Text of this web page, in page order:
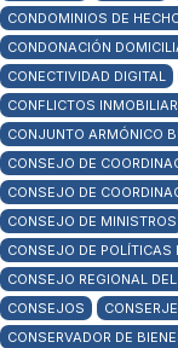
CONDOMINIOS DE
CONDONACIÓN
CONECTIVIDAD DIGITAL
CONFLICTOS
CONJUNTO ARMÓNICO
CONSEJO DE
CONSEJO DE
CONSEJO DE MINISTROS
CONSEJO DE POLÍTICAS
CONSEJO REGIONAL
CONSEJOS
CONSERVADOR DE